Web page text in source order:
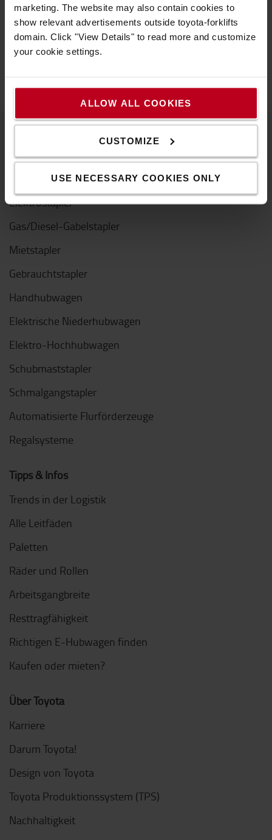
marketing. The website may also contain cookies to
show relevant advertisements outside toyota-forklifts
domain. Click "View Details" to read more and customize
your cookie settings.
ALLOW ALL COOKIES
CUSTOMIZE
USE NECESSARY COOKIES ONLY
Der PilotProtector ist ein qualitativ hochwertiges
Rückhaltesystem für Gabelstapler, das dem Fahrer beim
seitlichen Kippen des Staplers entsprechend der EU-
Produkte
Gabelstapler
Elektrostapler
Gas/Diesel-Gabelstapler
Mietstapler
Gebrauchtstapler
Handhubwagen
Elektrische Niederhubwagen
Elektro-Hochhubwagen
Schubmaststapler
Schmalgangstapler
Automatisierte Flurförderzeuge
Regalsysteme
Tipps & Infos
Trends in der Logistik
Alle Leitfäden
Paletten
Räder und Rollen
Arbeitsgangbreite
Resttragfähigkeit
Richtigen E-Hubwagen finden
Kaufen oder mieten?
Über Toyota
Karriere
Darum Toyota!
Design von Toyota
Toyota Produktionssystem (TPS)
Nachhaltigkeit